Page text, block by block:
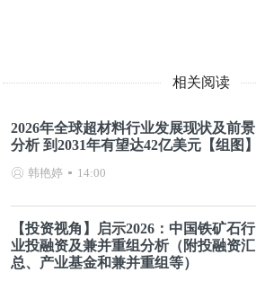
相关阅读
2026年全球超材料行业发展现状及前景
分析 到2031年有望达42亿美元【组图】
韩艳婷 14:00
【投资视角】启示2026：中国铁矿石行
业投融资及兼并重组分析（附投融资汇
总、产业基金和兼并重组等）